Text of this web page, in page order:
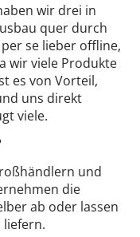
wir drei in
quer durch
se lieber offline,
wir viele Produkte
es von Vorteil,
uns direkt
viele.
und
die
ab oder lassen
liefern.